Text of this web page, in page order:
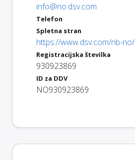
info@no.dsv.com
Telefon
Spletna stran
https://www.dsv.com/nb-no/
Registracijska številka
930923869
ID za DDV
NO930923869